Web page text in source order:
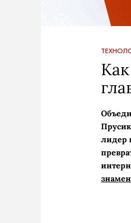
лидер